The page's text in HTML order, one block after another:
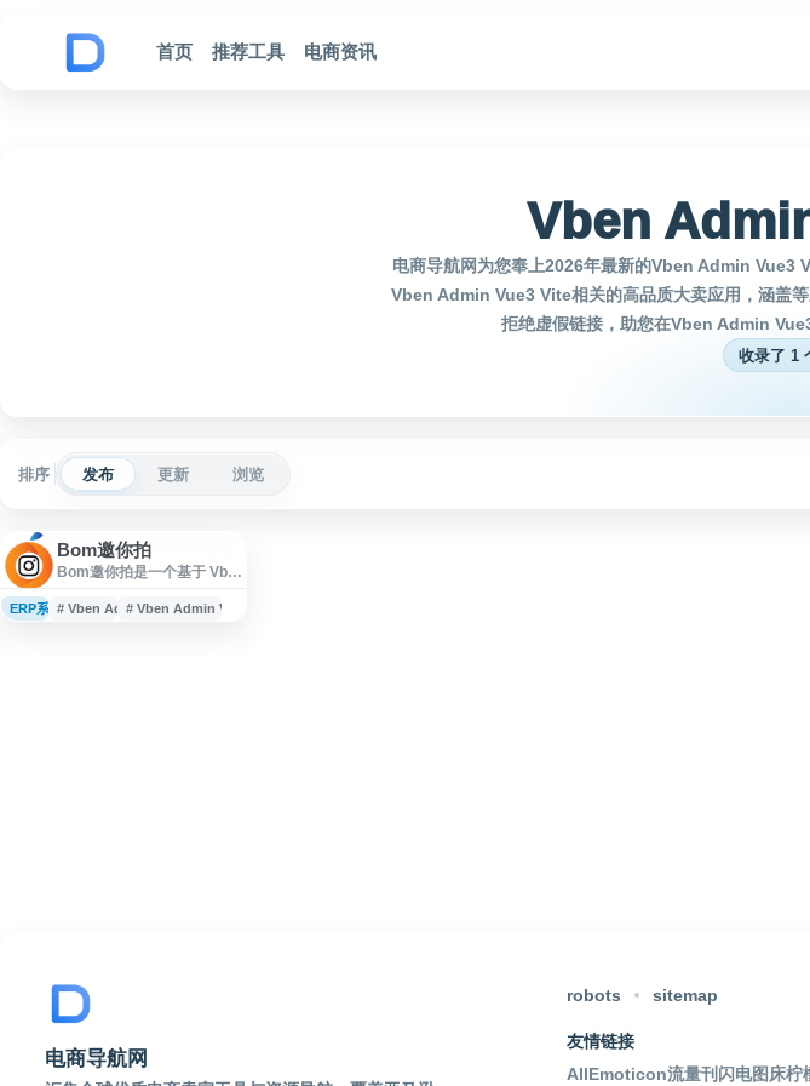
首页
推荐工具 电商资讯
Vben
电商导航网为您奉上2026年最新的Vben Admin Vue3
Vben Admin Vue3 Vite相关的高品质大卖应用，涵盖
拒绝虚假链接，助您在Vben Admin
收录了 1
排序 发布 更新 浏览
Bom邀你拍
Bom邀你拍是一个基于 Vben
的现代化后台管理系统网
ERP系统# Vben Admin# Vben Admin Vue3 Vite
电商导航网
robots sitemap
友情链接
AllEmoticon流量刊 闪电图床柠